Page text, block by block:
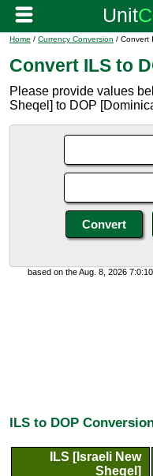
Home / Currency Conversion / Convert
Convert ILS to
Please provide values
Sheqel] to DOP
based on the Aug. 8, 2026
ILS to DOP
ILS [Israeli New
Sheqel]